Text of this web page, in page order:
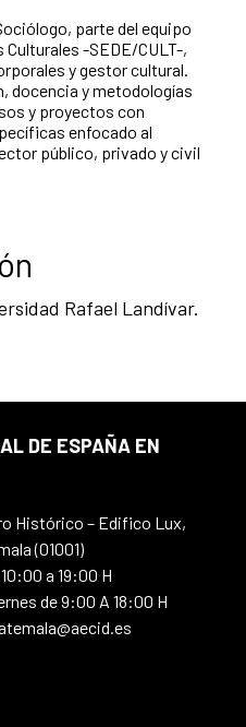
parte del equipo
-SEDE/CULT-,
y gestor cultural.
docencia y metodologías
y proyectos con
enfocado al
público, privado y civil
Rafael Landívar.
DE ESPAÑA EN
Histórico – Edifico Lux,
(01001)
a 19:00 H
de 9:00 A 18:00 H